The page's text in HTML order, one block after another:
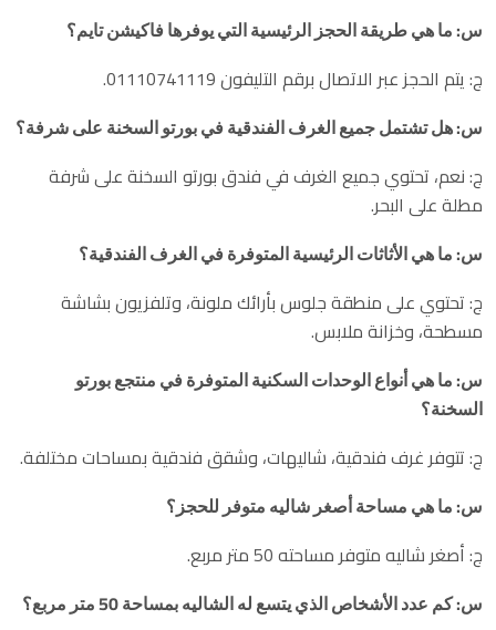
س: ما هي طريقة الحجز الرئيسية التي يوفرها فاكيشن تايم؟
ج: يتم الحجز عبر الاتصال برقم التليفون 01110741119.
س: هل تشتمل جميع الغرف الفندقية في بورتو السخنة على شرفة؟
ج: نعم، تحتوي جميع الغرف في فندق بورتو السخنة على شرفة
مطلة على البحر.
س: ما هي الأثاثات الرئيسية المتوفرة في الغرف الفندقية؟
ج: تحتوي على منطقة جلوس بأرائك ملونة، وتلفزيون بشاشة
مسطحة، وخزانة ملابس.
س: ما هي أنواع الوحدات السكنية المتوفرة في منتجع بورتو
السخنة؟
ج: تتوفر غرف فندقية، شاليهات، وشقق فندقية بمساحات مختلفة.
س: ما هي مساحة أصغر شاليه متوفر للحجز؟
ج: أصغر شاليه متوفر مساحته 50 متر مربع.
س: كم عدد الأشخاص الذي يتسع له الشاليه بمساحة 50 متر مربع؟